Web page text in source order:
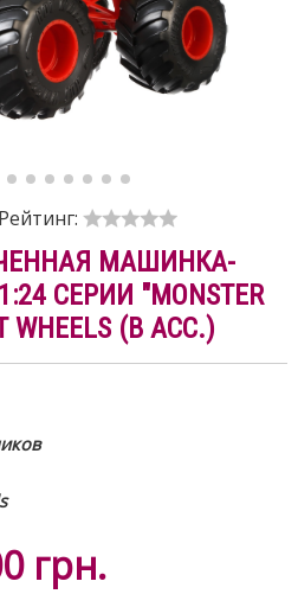
Рейтинг:
МАШИНКА-
СЕРИИ "MONSTER
WHEELS (В АСС.)
грн.